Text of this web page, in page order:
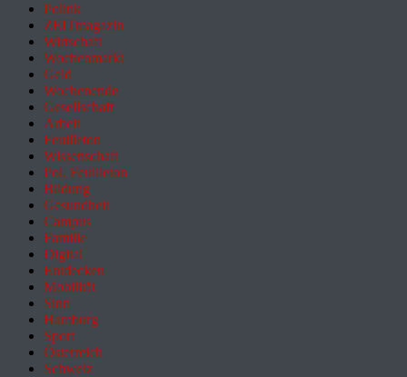
Politik
ZEITmagazin
Wirtschaft
Wochenmarkt
Geld
Wochenende
Gesellschaft
Arbeit
Feuilleton
Wissenschaft
Pol. Feuilleton
Bildung
Gesundheit
Campus
Familie
Digital
Entdecken
Mobilität
Sinn
Hamburg
Sport
Österreich
Schweiz